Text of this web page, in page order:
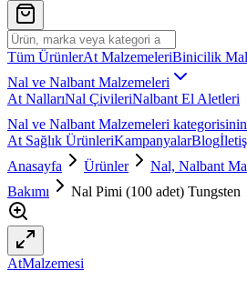
Tüm ÜrünlerAt MalzemeleriBinicilik
Nal ve Nalbant Malzemeleri
At NallarıNal ÇivileriNalbant El Aletleri
Nal ve Nalbant Malzemeleri
At Sağlık ÜrünleriKampanyalarBlog
Anasayfa
Ürünler
Nal, Nalbant
Bakımı
Nal Pimi (100 adet) Tungsten
AtMalzemesi